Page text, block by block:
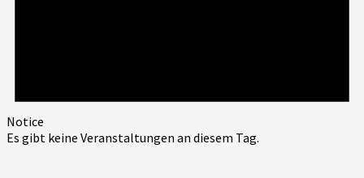
Notice
Es gibt keine Veranstaltungen an diesem Tag.